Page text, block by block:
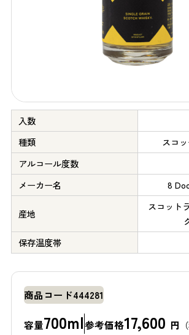
入数
種類
スコ
アルコール度数
メーカー名
8
産地
スコット
保存温度帯
商品コード444281
容量700ml参考価格17,600 円